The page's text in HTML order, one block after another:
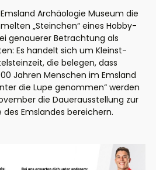
Archäologie Museum die
n „Steinchen“ eines Hobby-
genauerer Betrachtung als
: Es handelt sich um Kleinst-
die belegen, dass
Jahren Menschen im Emsland
die Lupe genommen“ werden
die Dauerausstellung zur
Emslandes bereichern.